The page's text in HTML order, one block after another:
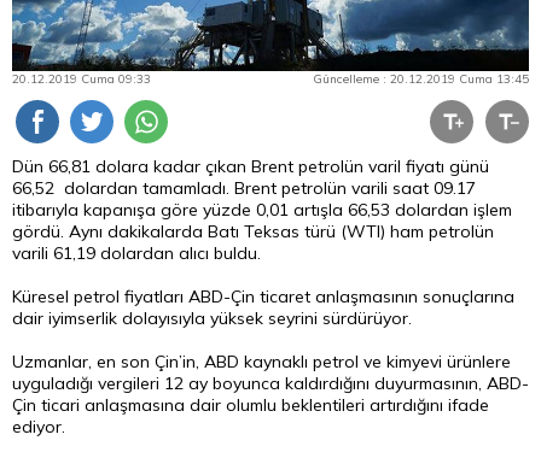
20.12.2019 Cuma 09:33 Güncelleme : 20.12.2019 Cuma 13:45
Dün 66,81 dolara kadar çıkan Brent petrolün varil fiyatı günü
66,52 dolardan tamamladı. Brent petrolün varili saat 09.17
itibarıyla kapanışa göre yüzde 0,01 artışla 66,53 dolardan işlem
gördü. Aynı dakikalarda Batı Teksas türü (WTI) ham petrolün
varili 61,19 dolardan alıcı buldu.
Küresel petrol fiyatları ABD-Çin ticaret anlaşmasının sonuçlarına
dair iyimserlik dolayısıyla yüksek seyrini sürdürüyor.
Uzmanlar, en son Çin’in, ABD kaynaklı petrol ve kimyevi ürünlere
uyguladığı vergileri 12 ay boyunca kaldırdığını duyurmasının, ABD-
Çin ticari anlaşmasına dair olumlu beklentileri artırdığını ifade
ediyor.